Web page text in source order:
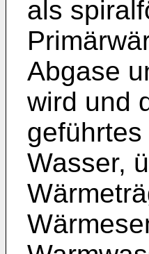
als
Abgase
wird und
Wasser,